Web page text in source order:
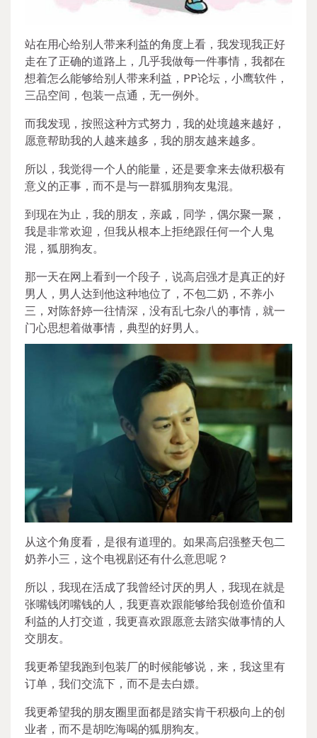
站在用心给别人带来利益的角度上看，我发现我正好
走在了正确的道路上，几乎我做每一件事情，我都在
想着怎么能够给别人带来利益，PP论坛，小鹰软件，
三品空间，包装一点通，无一例外。
而我发现，按照这种方式努力，我的处境越来越好，
愿意帮助我的人越来越多，我的朋友越来越多。
所以，我觉得一个人的能量，还是要拿来去做积极有
意义的正事，而不是与一群狐朋狗友鬼混。
到现在为止，我的朋友，亲戚，同学，偶尔聚一聚，
我是非常欢迎，但我从根本上拒绝跟任何一个人鬼
混，狐朋狗友。
那一天在网上看到一个段子，说高启强才是真正的好
男人，男人达到他这种地位了，不包二奶，不养小
三，对陈舒婷一往情深，没有乱七杂八的事情，就一
门心思想着做事情，典型的好男人。
从这个角度看，是很有道理的。如果高启强整天包二
奶养小三，这个电视剧还有什么意思呢？
所以，我现在活成了我曾经讨厌的男人，我现在就是
张嘴钱闭嘴钱的人，我更喜欢跟能够给我创造价值和
利益的人打交道，我更喜欢跟愿意去踏实做事情的人
交朋友。
我更希望我跑到包装厂的时候能够说，来，我这里有
订单，我们交流下，而不是去白嫖。
我更希望我的朋友圈里面都是踏实肯干积极向上的创
业者，而不是胡吃海喝的狐朋狗友。